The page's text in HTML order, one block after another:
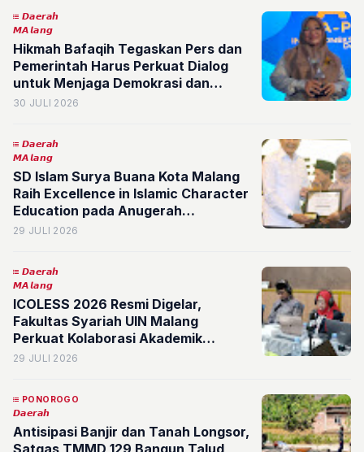
𝘿𝙖𝙚𝙧𝙖𝙝
𝙈𝘼𝙡𝙖𝙣𝙜
Hikmah Bafaqih Tegaskan Pers dan
Pemerintah Harus Perkuat Dialog
untuk Menjaga Demokrasi dan
Persatuan Bangsa
30 JULI 2026
𝘿𝙖𝙚𝙧𝙖𝙝
𝙈𝘼𝙡𝙖𝙣𝙜
SD Islam Surya Buana Kota Malang
Raih Excellence in Islamic Character
Education pada Anugerah
Pendidikan 2026
29 JULI 2026
𝘿𝙖𝙚𝙧𝙖𝙝
𝙈𝘼𝙡𝙖𝙣𝙜
ICOLESS 2026 Resmi Digelar,
Fakultas Syariah UIN Malang
Perkuat Kolaborasi Akademik
Internasional
29 JULI 2026
PONOROGO
𝘿𝙖𝙚𝙧𝙖𝙝
Antisipasi Banjir dan Tanah Longsor,
Satgas TMMD 129 Bangun Talud